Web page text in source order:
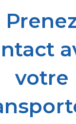
votre